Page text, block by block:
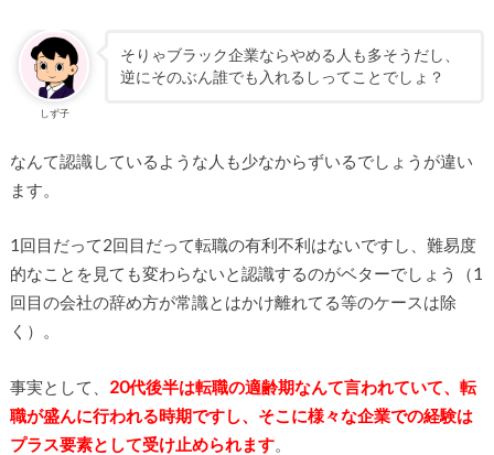
しず子
そりゃブラック企業ならやめる人も多そうだし、
逆にそのぶん誰でも入れるしってことでしょ？
なんて認識しているような人も少なからずいるでしょうが違い
ます。
1回目だって2回目だって転職の有利不利はないですし、難易度
的なことを見ても変わらないと認識するのがベターでしょう（1
回目の会社の辞め方が常識とはかけ離れてる等のケースは除
く）。
事実として、 20代後半は転職の適齢期なんて言われていて、転
職が盛んに行われる時期ですし、そこに様々な企業での経験は
プラス要素として受け止められます。